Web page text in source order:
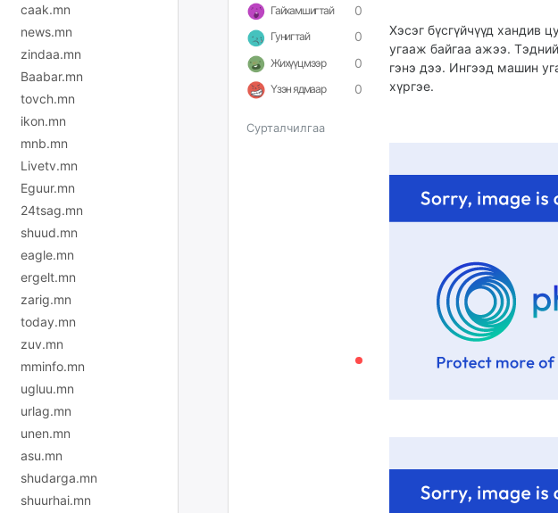
caak.mn
news.mn
zindaa.mn
Baabar.mn
tovch.mn
ikon.mn
mnb.mn
Livetv.mn
Eguur.mn
24tsag.mn
shuud.mn
eagle.mn
ergelt.mn
zarig.mn
today.mn
zuv.mn
mminfo.mn
ugluu.mn
urlag.mn
unen.mn
asu.mn
shudarga.mn
shuurhai.mn
Гайхамшигтай 0
Гунигтай 0
Жихүүцмээр 0
Үзэн ядмаар 0
Сурталчилгаа
Хэсэг бүсгүйчүүд хандив
угааж байгаа ажээ.
гэнэ дээ. Ингээд машин
хүргэе.